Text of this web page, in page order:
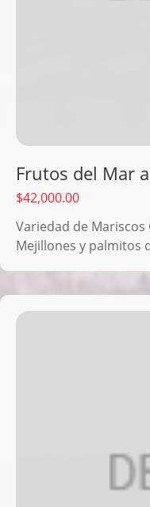
Frutos del Mar
$42,000.00
Variedad de Mariscos
Mejillones y palmitos